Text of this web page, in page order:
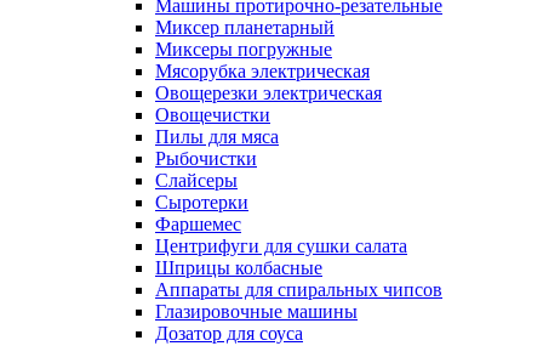
Машины протирочно-резательные
Миксер планетарный
Миксеры погружные
Мясорубка электрическая
Овощерезки электрическая
Овощечистки
Пилы для мяса
Рыбочистки
Слайсеры
Сыротерки
Фаршемес
Центрифуги для сушки салата
Шприцы колбасные
Аппараты для спиральных чипсов
Глазировочные машины
Дозатор для соуса